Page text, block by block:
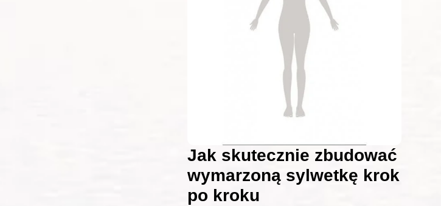
Jak skutecznie zbudować
wymarzoną sylwetkę krok
po kroku